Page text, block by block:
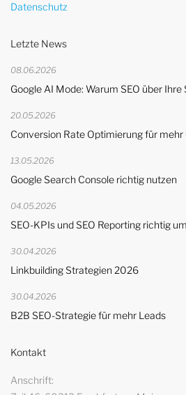
Datenschutz
Letzte News
08.06.2026
Google AI Mode: Warum SEO über
20.05.2026
Conversion Rate Optimierung für mehr
13.05.2026
Google Search Console richtig nutzen
04.05.2026
SEO-KPIs und SEO Reporting richtig
30.04.2026
Linkbuilding Strategien 2026
30.04.2026
B2B SEO-Strategie für mehr Leads
Kontakt
Anschrift